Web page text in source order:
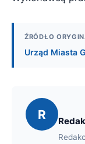
ŹRÓDŁO
Urząd Miasta
R